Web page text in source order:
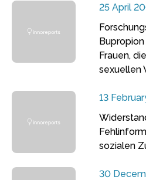
25 April
Frauen,
sexuellen
13
sozialen
30